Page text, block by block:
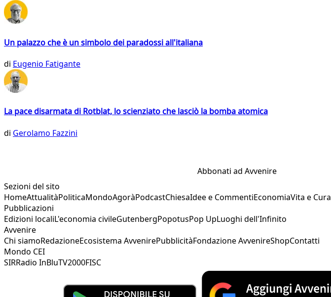
Un palazzo che è un simbolo dei paradossi all'italiana
di Eugenio Fatigante
La pace disarmata di Rotblat, lo scienziato che lasciò la bomba atomica
di Gerolamo Fazzini
Abbonati ad Avvenire
Sezioni del sito
HomeAttualitàPoliticaMondoAgoràPodcastChiesaIdee e CommentiEconomiaVita e Cura
Pubblicazioni
Edizioni localiL'economia civileGutenbergPopotusPop UpLuoghi dell'Infinito
Avvenire
Chi siamoRedazioneEcosistema AvvenirePubblicitàFondazione AvvenireShopContatti
Mondo CEI
SIRRadio InBluTV2000FISC